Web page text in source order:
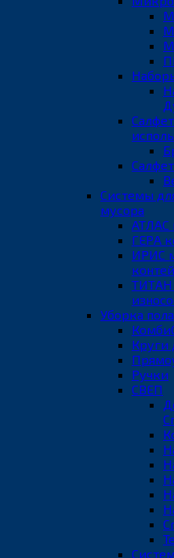
Системы
мусора
АТЛАС
ГЕРА
ИРИС
ТИТАН
Уборка пола
Круги
Ручки
СВЕП